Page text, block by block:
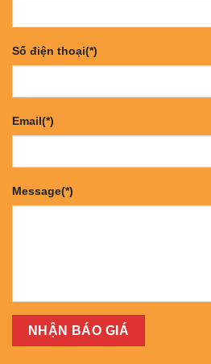
Số điện thoại(*)
Email(*)
Message(*)